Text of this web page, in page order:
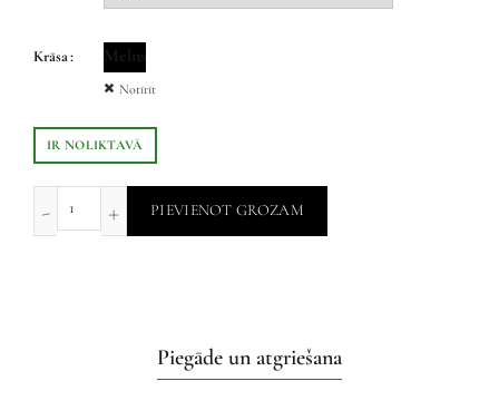
Krāsa Melns
Notīrīt
IR NOLIKTAVĀ
PIEVIENOT GROZAM
Piegāde un atgriešana